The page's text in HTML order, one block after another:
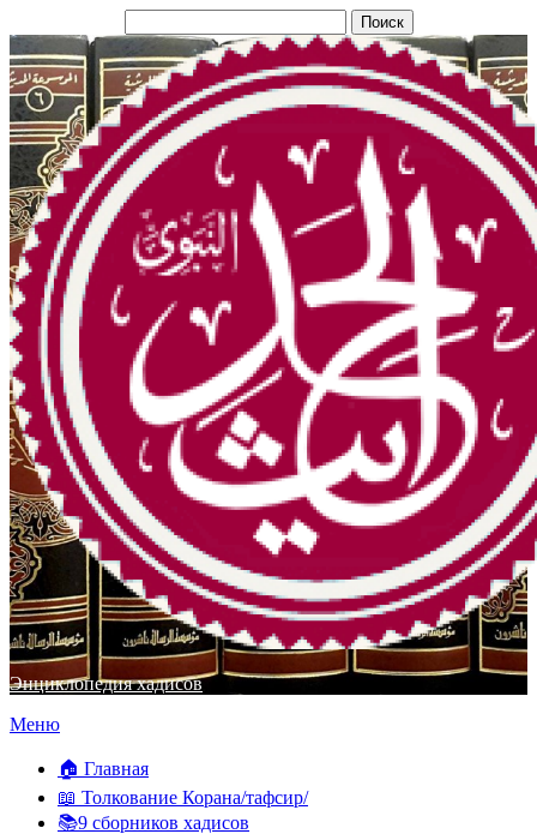
Энциклопедия хадисов
Перейти
содержимому
Меню
🏠 Главная
📖 Толкование Корана/тафсир/
📚9 сборников хадисов